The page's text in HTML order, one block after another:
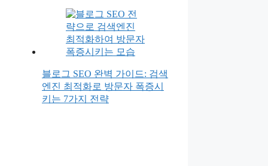
블로그 SEO 완벽 가이드: 검색
엔진 최적화로 방문자 폭증시
키는 7가지 전략